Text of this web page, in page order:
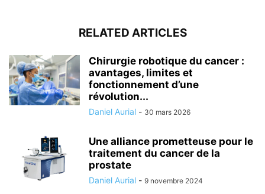
RELATED ARTICLES
Chirurgie robotique du cancer :
avantages, limites et
fonctionnement d’une
révolution...
Daniel Aurial - 30 mars 2026
Une alliance prometteuse pour le
traitement du cancer de la
prostate
Daniel Aurial - 9 novembre 2024